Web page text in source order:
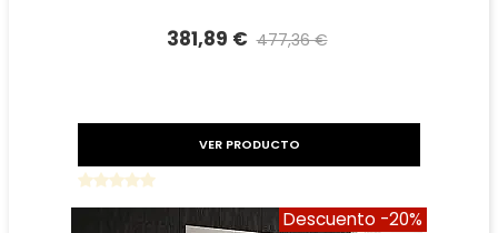
381,89 € 477,36 €
VER PRODUCTO
Descuento -20%